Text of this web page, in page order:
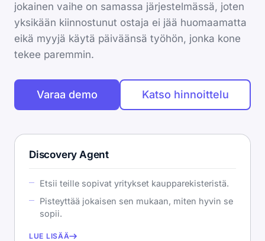
jokainen vaihe on samassa järjestelmässä, joten
yksikään kiinnostunut ostaja ei jää huomaamatta
eikä myyjä käytä päiväänsä työhön, jonka kone
tekee paremmin.
Varaa demo Katso hinnoittelu
Discovery Agent
Etsii teille sopivat yritykset kaupparekisteristä.
Pisteyttää jokaisen sen mukaan, miten hyvin se
sopii.
LUE LISÄÄ